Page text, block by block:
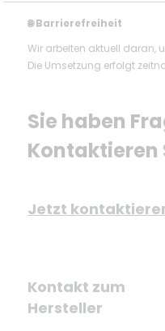
🌐Barrierefreiheit
Wir arbeiten aktuell daran,
Die Umsetzung erfolgt
Sie haben
Kontaktieren
Jetzt
Kontakt zum
Hersteller